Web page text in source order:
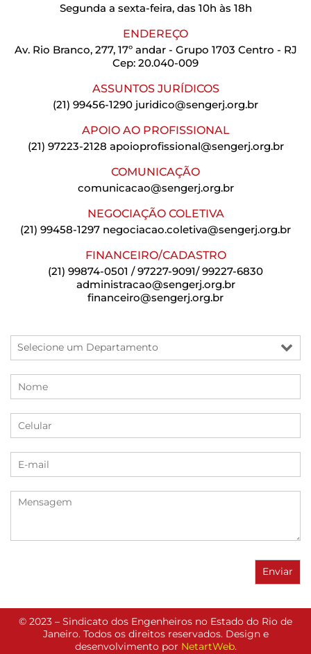
Segunda a sexta-feira, das 10h às 18h
ENDEREÇO
Av. Rio Branco, 277, 17º andar - Grupo 1703 Centro - RJ
Cep: 20.040-009
ASSUNTOS JURÍDICOS
(21) 99456-1290 juridico@sengerj.org.br
APOIO AO PROFISSIONAL
(21) 97223-2128 apoioprofissional@sengerj.org.br
COMUNICAÇÃO
comunicacao@sengerj.org.br
NEGOCIAÇÃO COLETIVA
(21) 99458-1297 negociacao.coletiva@sengerj.org.br
FINANCEIRO/CADASTRO
(21) 99874-0501 / 97227-9091/ 99227-6830
administracao@sengerj.org.br
financeiro@sengerj.org.br
© 2023 – Sindicato dos Engenheiros no Estado do Rio de
Janeiro. Todos os direitos reservados. Design e
desenvolvimento por NetartWeb.